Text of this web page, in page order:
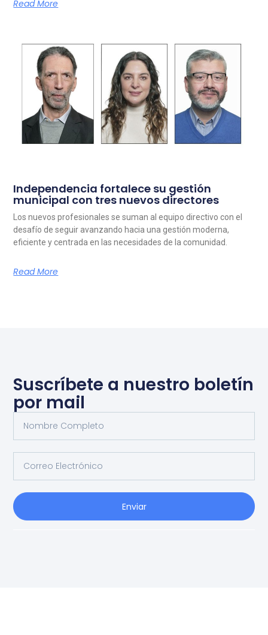
Read More
Independencia fortalece su gestión
municipal con tres nuevos directores
Los nuevos profesionales se suman al equipo directivo con el
desafío de seguir avanzando hacia una gestión moderna,
eficiente y centrada en las necesidades de la comunidad.
Read More
Suscríbete a nuestro boletín
por mail
Enviar